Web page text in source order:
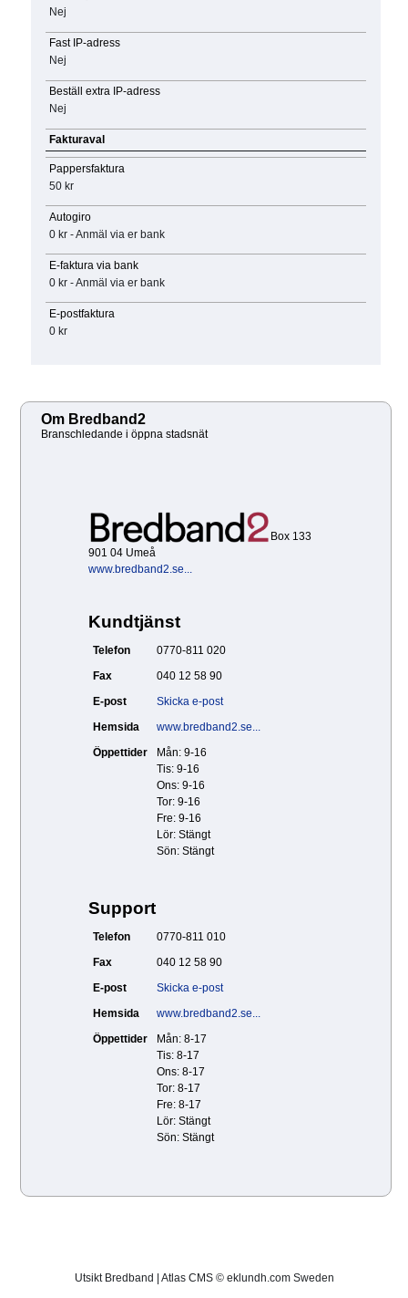
Nej
Fast IP-adress
Nej
Beställ extra IP-adress
Nej
Fakturaval
Pappersfaktura
50 kr
Autogiro
0 kr - Anmäl via er bank
E-faktura via bank
0 kr - Anmäl via er bank
E-postfaktura
0 kr
Om Bredband2
Branschledande i öppna stadsnät
Box 133
901 04 Umeå
www.bredband2.se...
Kundtjänst
Telefon
0770-811 020
Fax
040 12 58 90
E-post
Skicka e-post
Hemsida
www.bredband2.se...
Öppettider
Mån: 9-16
Tis: 9-16
Ons: 9-16
Tor: 9-16
Fre: 9-16
Lör: Stängt
Sön: Stängt
Support
Telefon
0770-811 010
Fax
040 12 58 90
E-post
Skicka e-post
Hemsida
www.bredband2.se...
Öppettider
Mån: 8-17
Tis: 8-17
Ons: 8-17
Tor: 8-17
Fre: 8-17
Lör: Stängt
Sön: Stängt
Utsikt Bredband | Atlas CMS © eklundh.com Sweden